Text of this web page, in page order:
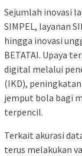
Sejumlah inovasi
SIMPEL, layanan
hingga inovasi
BETATAI. Upaya
digital melalui
(IKD),
jemput bola bagi
terpencil.
Terkait akurasi
terus melakukan